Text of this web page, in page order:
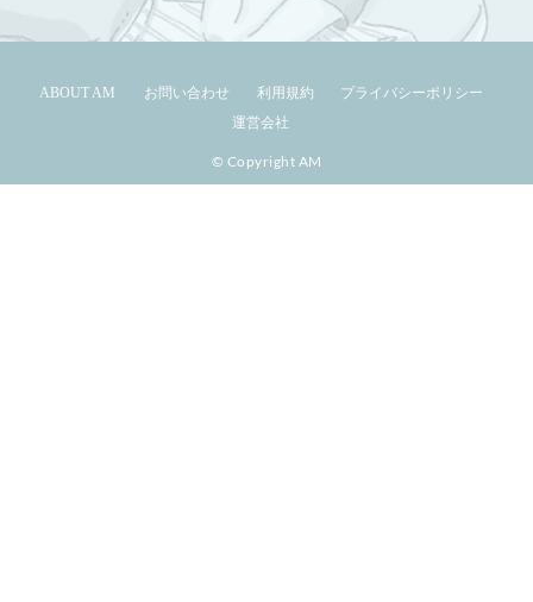
ABOUT AM お問い合わせ 利用規約
プライバシーポリシー
運営会社
© Copyright AM